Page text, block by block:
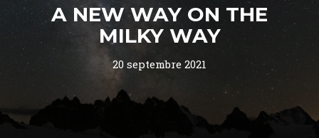
A NEW WAY ON THE
MILKY WAY
20 septembre 2021